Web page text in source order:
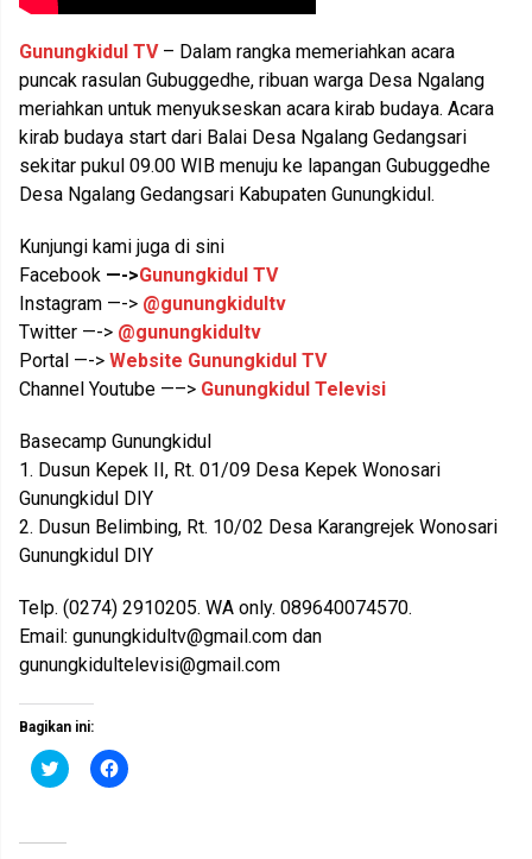
Gunungkidul TV– Dalam rangka memeriahkan acara
puncak rasulan Gubuggedhe, ribuan warga Desa Ngalang
meriahkan untuk menyukseskan acara kirab budaya. Acara
kirab budaya start dari Balai Desa Ngalang Gedangsari
sekitar pukul 09.00 WIB menuju ke lapangan Gubuggedhe
Desa Ngalang Gedangsari Kabupaten Gunungkidul.
Kunjungi kami juga di sini
Facebook —->Gunungkidul TV
Instagram —-> @gunungkidultv
Twitter —-> @gunungkidultv
Portal —-> Website Gunungkidul TV
Channel Youtube —–> Gunungkidul Televisi
Basecamp Gunungkidul
1. Dusun Kepek II, Rt. 01/09 Desa Kepek Wonosari
Gunungkidul DIY
2. Dusun Belimbing, Rt. 10/02 Desa Karangrejek Wonosari
Gunungkidul DIY
Telp. (0274) 2910205. WA only. 089640074570.
Email: gunungkidultv@gmail.com dan
gunungkidultelevisi@gmail.com
Bagikan ini:
K
l
n
K
l